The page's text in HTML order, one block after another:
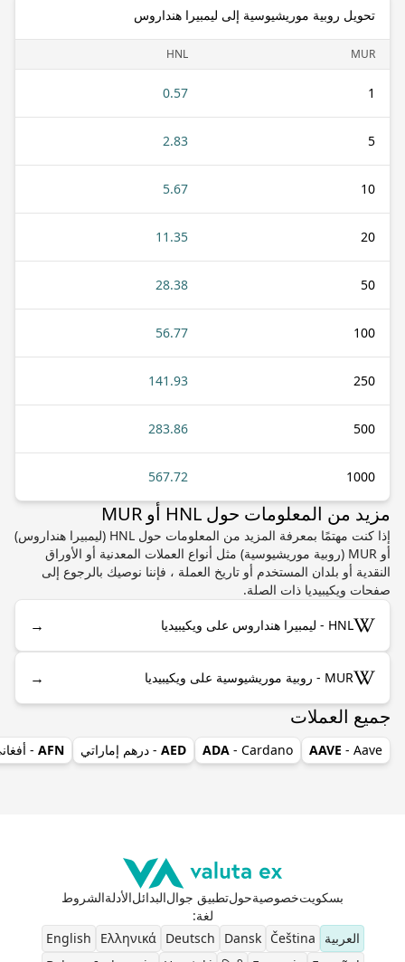
تحويل روبية موريشيوسية إلى ليمبيرا هنداروس
MUR
HNL
1
0.57
5
2.83
10
5.67
20
11.35
50
28.38
100
56.77
250
141.93
500
283.86
1000
567.72
مزيد من المعلومات حول HNL أو MUR
إذا كنت مهتمًا بمعرفة المزيد من المعلومات حول HNL (ليمبيرا هنداروس)
أو MUR (روبية موريشيوسية) مثل أنواع العملات المعدنية أو الأوراق
النقدية أو بلدان المستخدم أو تاريخ العملة ، فإننا نوصيك بالرجوع إلى
صفحات ويكيبيديا ذات الصلة.
HNL - ليمبيرا هنداروس على ويكيبيديا →
MUR - روبية موريشيوسية على ويكيبيديا →
جميع العملات
AAVE - Aave
ADA - Cardano
AED - درهم إماراتي AFN
-
بسكويتخصوصيةحولتطبيق جوالالبدائلالأدلةالشروط
لغة:
العربية
Čeština
Dansk
Deutsch
Ελληνικά
English